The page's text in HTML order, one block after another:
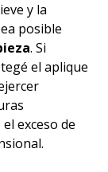
y la
posible
. Si
el aplique
exceso de